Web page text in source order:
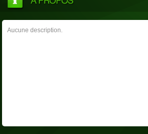
Aucune description.